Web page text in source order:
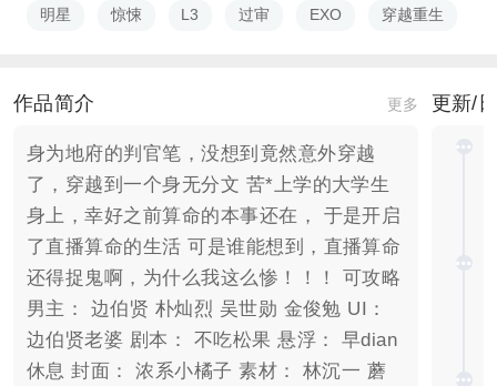
明星 惊悚 L3 过审 EXO 穿越重生
作品简介 更多
身为地府的判官笔，没想到竟然意外穿越
了，穿越到一个身无分文 苦*上学的大学生
身上，幸好之前算命的本事还在， 于是开启
了直播算命的生活 可是谁能想到，直播算命
还得捉鬼啊，为什么我这么惨！！！ 可攻略
男主： 边伯贤 朴灿烈 吴世勋 金俊勉 UI：
边伯贤老婆 剧本： 不吃松果 悬浮： 早dian
休息 封面： 浓系小橘子 素材： 林沉一 蘑
更新/